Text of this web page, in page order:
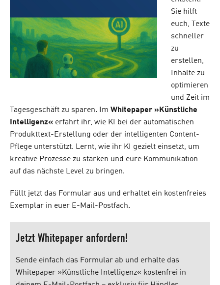
Sie hilft
euch, Texte
schneller
zu
erstellen,
Inhalte zu
optimieren
und Zeit im
Tagesgeschäft zu sparen. Im Whitepaper »Künstliche
Intelligenz« erfahrt ihr, wie KI bei der automatischen
Produkttext-Erstellung oder der intelligenten Content-
Pflege unterstützt. Lernt, wie ihr KI gezielt einsetzt, um
kreative Prozesse zu stärken und eure Kommunikation
auf das nächste Level zu bringen.
Füllt jetzt das Formular aus und erhaltet ein kostenfreies
Exemplar in euer E-Mail-Postfach.